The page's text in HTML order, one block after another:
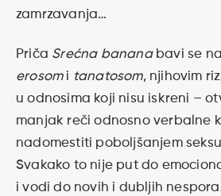
zamrzavanja…
Priča Srećna bananabavi se
erosomi tanatosom, njihovim
u odnosima koji nisu iskreni –
manjak reči odnosno verbalne
nadomestiti poboljšanjem
Svakako to nije put do
i vodi do novih i dubljih